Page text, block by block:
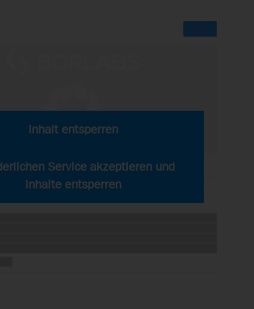
Inhalt entsperren
Service akzeptieren und
Inhalte entsperren